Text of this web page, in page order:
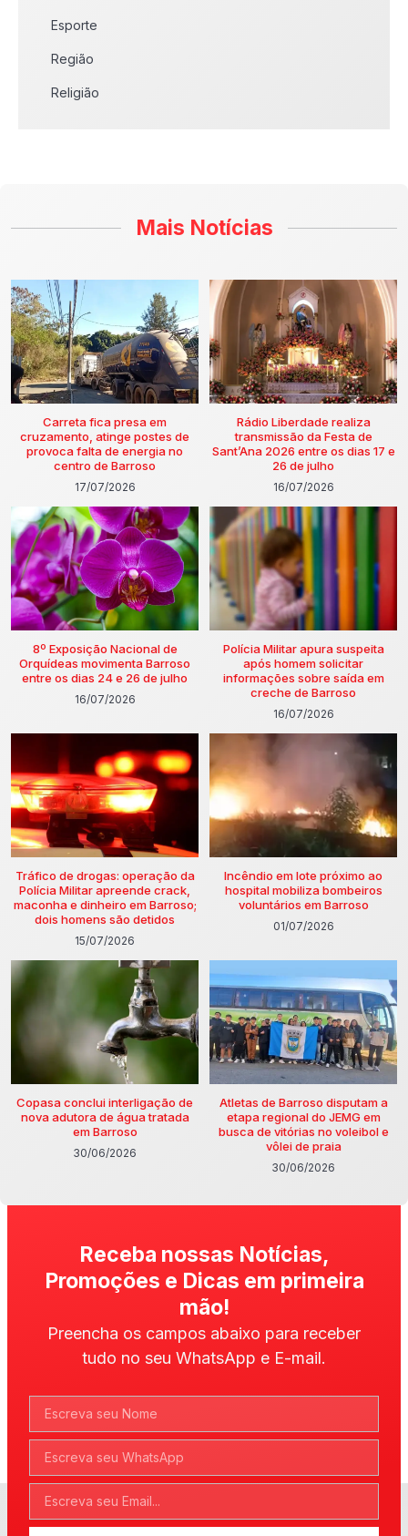
Esporte
Região
Religião
Mais Notícias
Carreta fica presa em
cruzamento, atinge postes de
provoca falta de energia no
centro de Barroso
17/07/2026
Rádio Liberdade realiza
transmissão da Festa de
Sant’Ana 2026 entre os dias 17 e
26 de julho
16/07/2026
8º Exposição Nacional de
Orquídeas movimenta Barroso
entre os dias 24 e 26 de julho
16/07/2026
Polícia Militar apura suspeita
após homem solicitar
informações sobre saída em
creche de Barroso
16/07/2026
Tráfico de drogas: operação da
Polícia Militar apreende crack,
maconha e dinheiro em Barroso;
dois homens são detidos
15/07/2026
Incêndio em lote próximo ao
hospital mobiliza bombeiros
voluntários em Barroso
01/07/2026
Copasa conclui interligação de
nova adutora de água tratada
em Barroso
30/06/2026
Atletas de Barroso disputam a
etapa regional do JEMG em
busca de vitórias no voleibol e
vôlei de praia
30/06/2026
Receba nossas Notícias,
Promoções e Dicas em primeira
mão!
Preencha os campos abaixo para receber
tudo no seu WhatsApp e E-mail.